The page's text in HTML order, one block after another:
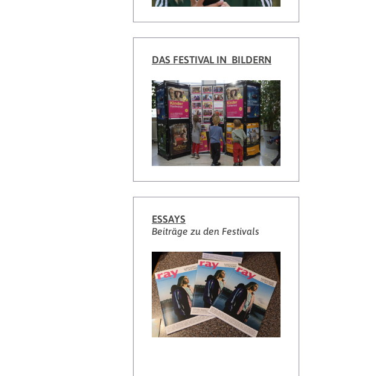
DAS FESTIVAL IN BILDERN
ESSAYS
Beiträge zu den Festivals